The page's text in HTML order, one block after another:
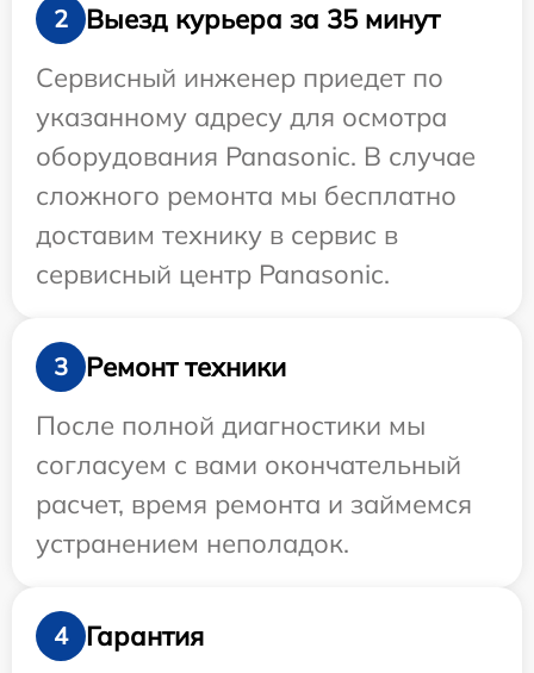
2
Выезд курьера за 35 минут
Сервисный инженер приедет по
указанному адресу для осмотра
оборудования Panasonic. В случае
сложного ремонта мы бесплатно
доставим технику в сервис в
сервисный центр Panasonic.
3
Ремонт техники
После полной диагностики мы
согласуем с вами окончательный
расчет, время ремонта и займемся
устранением неполадок.
4 Гарантия